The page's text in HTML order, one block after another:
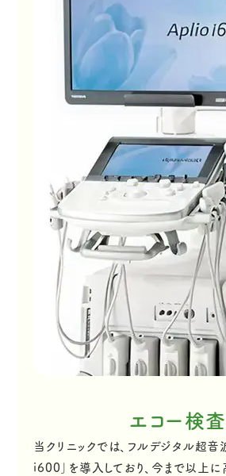
エコー検査
当クリニックでは、フルデジタル超
i600」を導入しており、今まで以上